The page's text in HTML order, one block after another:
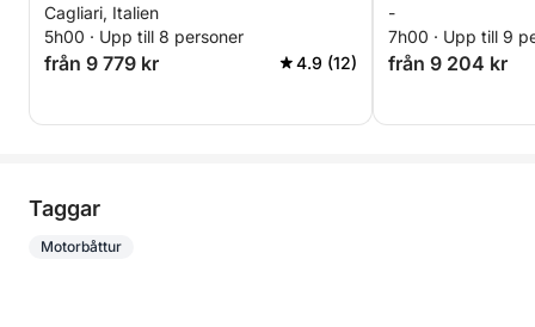
Cagliari, Italien
5h00 · Upp till 8 personer
från 9 779 kr 4.9 (12)
-
7h00 · Upp till 9
från 9 204 kr
Taggar
Motorbåttur